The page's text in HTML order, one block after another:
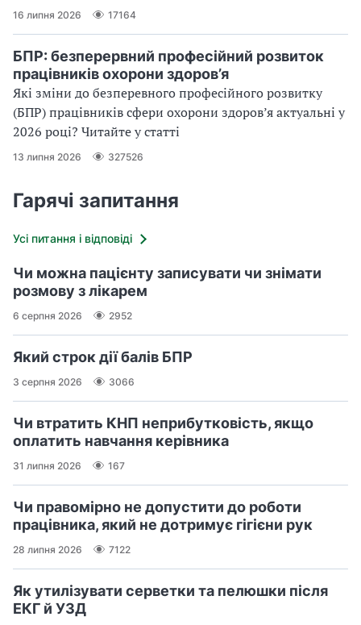
16 липня 2026 17164
БПР: безперервний професійний розвиток
працівників охорони здоров’я
Які зміни до безперевного професійного розвитку
(БПР) працівників сфери охорони здоров’я актуальні у
2026 році? Читайте у статті
13 липня 2026 327526
Гарячі запитання
Усі питання і відповіді
Чи можна пацієнту записувати чи знімати
розмову з лікарем
6 серпня 2026 2952
Який строк дії балів БПР
3 серпня 2026 3066
Чи втратить КНП неприбутковість, якщо
оплатить навчання керівника
31 липня 2026 167
Чи правомірно не допустити до роботи
працівника, який не дотримує гігієни рук
28 липня 2026 7122
Як утилізувати серветки та пелюшки після
ЕКГ й УЗД